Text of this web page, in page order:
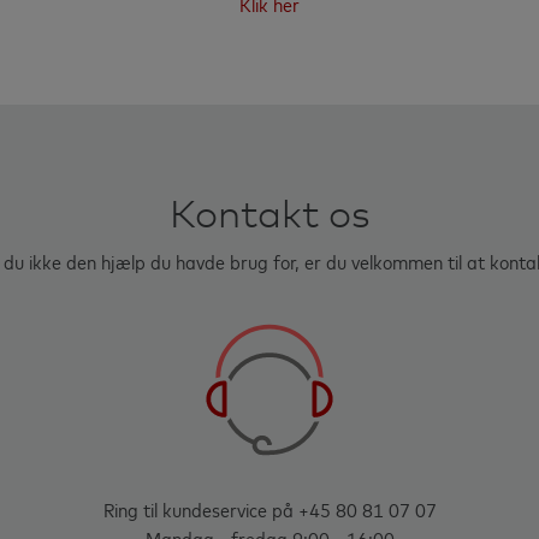
Kontakt os
ikke den hjælp du havde brug for, er du velkommen til at
Ring til kundeservice på +45 80 81 07 07